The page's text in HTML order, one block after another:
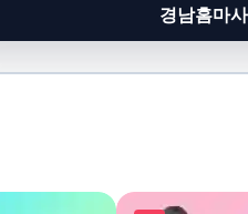
경남홈마